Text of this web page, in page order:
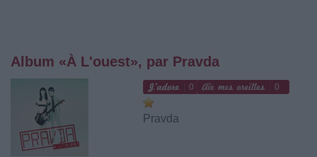
Album «À L'ouest», par Pravda
0 0
Pravda